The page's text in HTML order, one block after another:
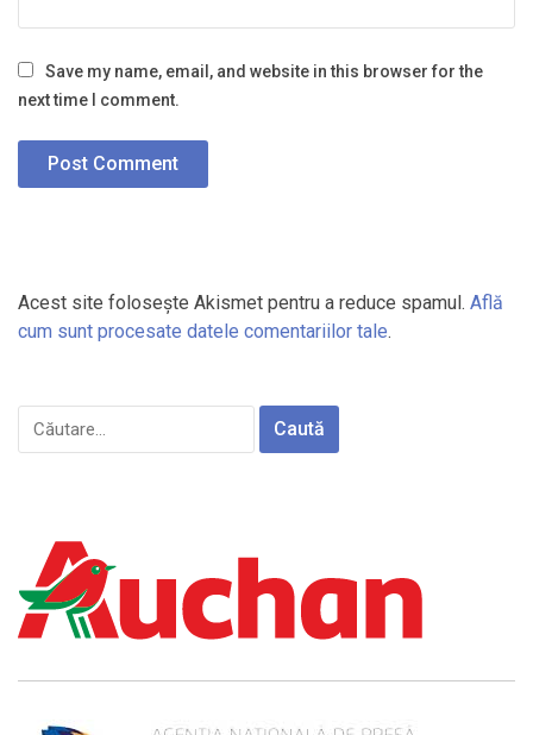
Save my name, email, and website in this browser for the
next time I comment.
Acest site folosește Akismet pentru a reduce spamul. Află
cum sunt procesate datele comentariilor tale.
Caută
după: